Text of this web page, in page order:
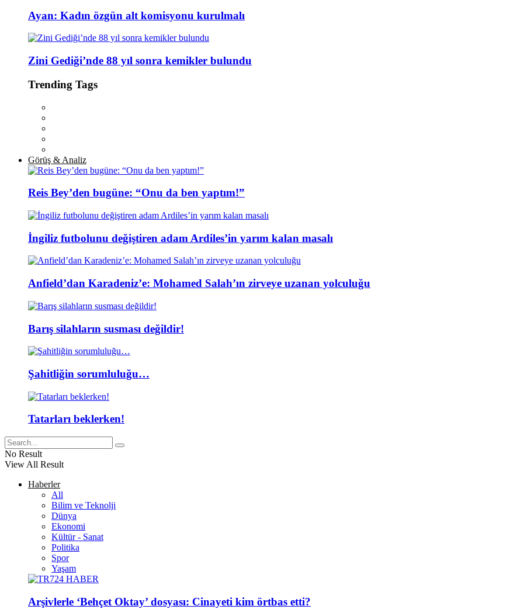
Ayan: Kadın özgün alt komisyonu kurulmalı
Zini Gediği’nde 88 yıl sonra kemikler bulundu
Trending Tags
Görüş & Analiz
Reis Bey’den bugüne: “Onu da ben yaptım!”
İngiliz futbolunu değiştiren adam Ardiles’in yarım kalan masalı
Anfield’dan Karadeniz’e: Mohamed Salah’ın zirveye uzanan yolculuğu
Barış silahların susması değildir!
Şahitliğin sorumluluğu…
Tatarları beklerken!
No Result
View All Result
Haberler
All
Bilim ve Teknolji
Dünya
Ekonomi
Kültür - Sanat
Politika
Spor
Yaşam
Arşivlerle ‘Behçet Oktay’ dosyası: Cinayeti kim örtbas etti?